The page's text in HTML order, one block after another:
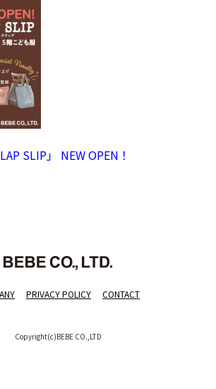
SLIP」 NEW OPEN！
PRIVACY POLICY CONTACT
Copyright(c)BEBE CO.,LTD